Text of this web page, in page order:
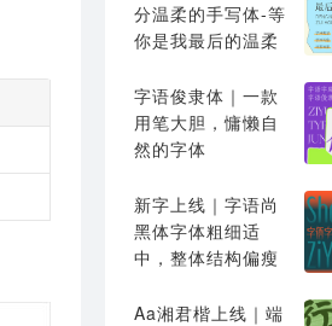
分温柔的手写体-等
你是我最后的温柔
字语俊隶体｜一款
用笔大胆，慵懒自
然的字体
新字上线｜字语尚
黑体字体粗细适
中，整体结构偏瘦
Aa湘君楷上线｜端